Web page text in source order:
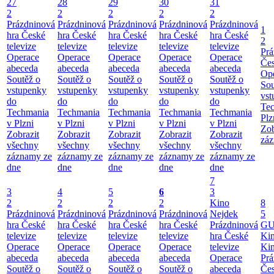
27
2
Prázdninová
hra České
televize
Operace
abeceda
Soutěž o
vstupenky
do
Techmania
v Plzni
Zobrazit
všechny
záznamy ze
dne
28
2
Prázdninová
hra České
televize
Operace
abeceda
Soutěž o
vstupenky
do
Techmania
v Plzni
Zobrazit
všechny
záznamy ze
dne
29
2
Prázdninová
hra České
televize
Operace
abeceda
Soutěž o
vstupenky
do
Techmania
v Plzni
Zobrazit
všechny
záznamy ze
dne
30
2
Prázdninová
hra České
televize
Operace
abeceda
Soutěž o
vstupenky
do
Techmania
v Plzni
Zobrazit
všechny
záznamy ze
dne
31
2
Prázdninová
hra České
televize
Operace
abeceda
Soutěž o
vstupenky
do
Techmania
v Plzni
Zobrazit
všechny
záznamy ze
dne
1
2
3
2
Prázdninová
hra České
televize
Operace
abeceda
Soutěž o
4
2
Prázdninová
hra České
televize
Operace
abeceda
Soutěž o
5
2
Prázdninová
hra České
televize
Operace
abeceda
Soutěž o
6
2
Prázdninová
hra České
televize
Operace
abeceda
Soutěž o
7
3
Kino
Nejdek
Prázdninová
hra České
televize
Operace
abeceda
8
5